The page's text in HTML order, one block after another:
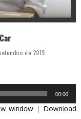
de 2019
00:00
window | Download